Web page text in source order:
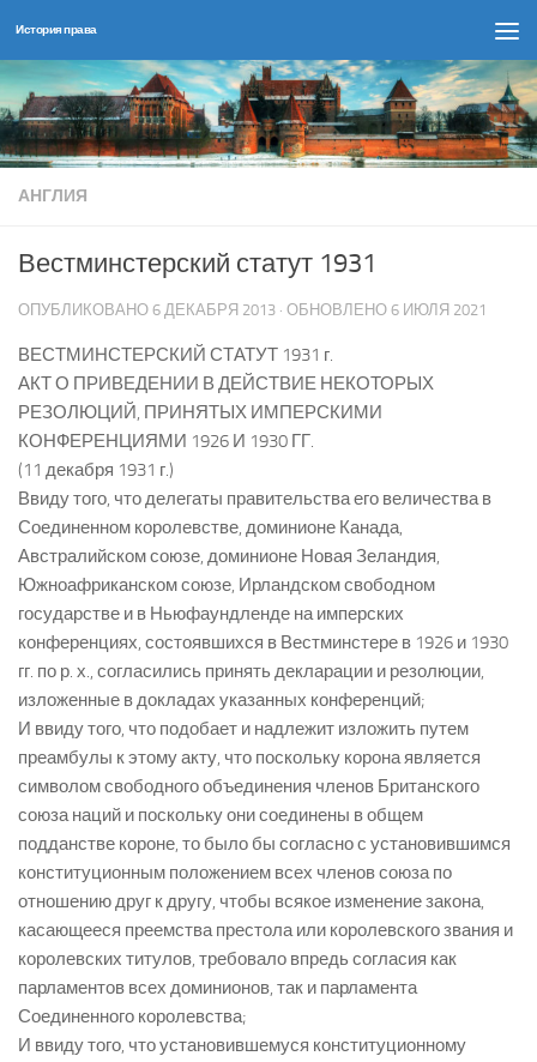
Перейти к содержимому
История права
АНГЛИЯ
Вестминстерский статут 1931
ОПУБЛИКОВАНО 6 ДЕКАБРЯ 2013 · ОБНОВЛЕНО 6 ИЮЛЯ 2021
ВЕСТМИНСТЕРСКИЙ СТАТУТ 1931 г.
АКТ О ПРИВЕДЕНИИ В ДЕЙСТВИЕ НЕКОТОРЫХ
РЕЗОЛЮЦИЙ, ПРИНЯТЫХ ИМПЕРСКИМИ
КОНФЕРЕНЦИЯМИ 1926 И 1930 ГГ.
(11 декабря 1931 г.)
Ввиду того, что делегаты правительства его величества в
Соединенном королевстве, доминионе Канада,
Австралийском союзе, доминионе Новая Зеландия,
Южноафриканском союзе, Ирландском свободном
государстве и в Ньюфаундленде на имперских
конференциях, состоявшихся в Вестминстере в 1926 и 1930
гг. по р. х., согласились принять декларации и резолюции,
изложенные в докладах указанных конференций;
И ввиду того, что подобает и надлежит изложить путем
преамбулы к этому акту, что поскольку корона является
символом свободного объединения членов Британского
союза наций и поскольку они соединены в общем
подданстве короне, то было бы согласно с установившимся
конституционным положением всех членов союза по
отношению друг к другу, чтобы всякое изменение закона,
касающееся преемства престола или королевского звания и
королевских титулов, требовало впредь согласия как
парламентов всех доминионов, так и парламента
Соединенного королевства;
И ввиду того, что установившемуся конституционному